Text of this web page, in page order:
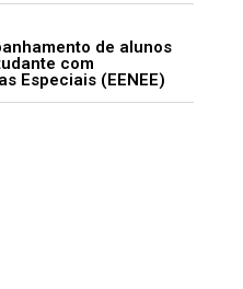
de alunos
com
Especiais (EENEE)